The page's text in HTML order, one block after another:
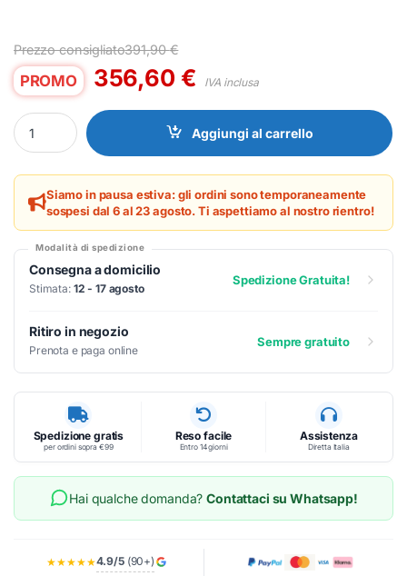
Prezzo consigliato391,90€
PROMO 356,60 € IVA inclusa
TV Philips 32" FHD QLED Smart Ambilight Titan OS quantity
Aggiungi al carrello
Siamo in pausa estiva: gli ordini sono temporaneamente
sospesi dal 6 al 23 agosto. Ti aspettiamo al nostro rientro!
Modalità di spedizione
Consegna a domicilio
Stimata: 12 - 17 agosto
Spedizione Gratuita!
Ritiro in negozio
Prenota e paga online
Sempre gratuito
Spedizione gratis
per ordini sopra €99
Reso facile
Entro 14 giorni
Assistenza
Diretta Italia
Hai qualche domanda?Contattaci su Whatsapp!
★★★★★4.9/5(90+)